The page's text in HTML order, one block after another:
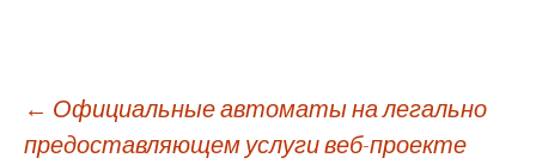
Beitrags-
← Официальные автоматы на легально
предоставляющем услуги веб-проекте